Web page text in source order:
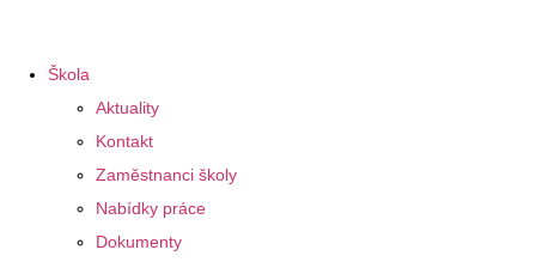
Škola
Aktuality
Kontakt
Zaměstnanci školy
Nabídky práce
Dokumenty